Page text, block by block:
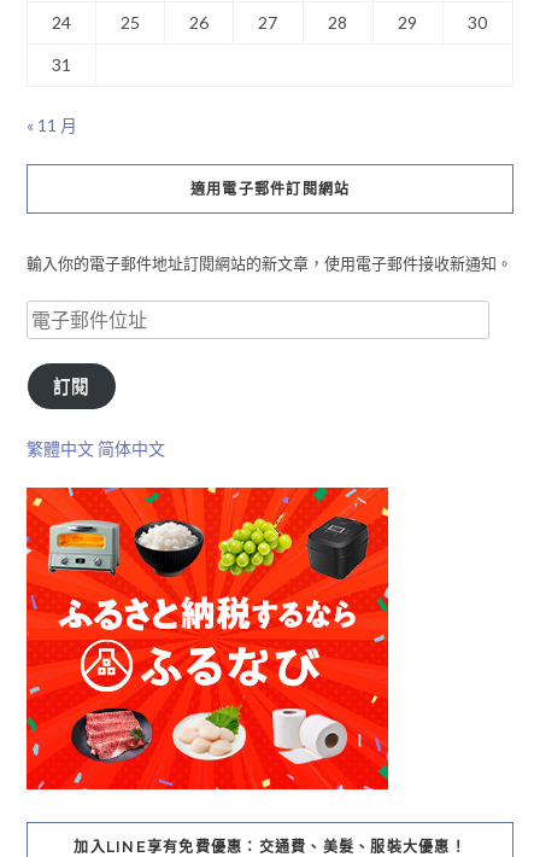
24 25 26 27 28 29 30
31
« 11 月
適用電子郵件訂閱網站
輸入你的電子郵件地址訂閱網站的新文章，使用電子郵件接收新通知。
訂閱
繁體中文 简体中文
加入LINE享有免費優惠：交通費、美髮、服裝大優惠！